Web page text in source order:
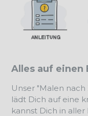
Alles auf einen
Unser "Malen
lädt Dich auf eine
kannst Dich in